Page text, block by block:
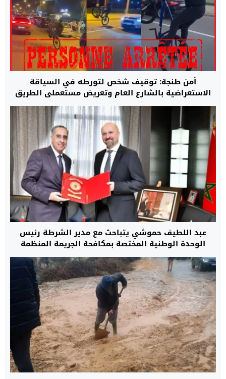
أمن طنجة: توقيف شخص لتورطه في السياقة
الاستعراضية بالشارع العام وتعريض مستعملي الطريق
للخطر.
عبد اللطيف حموشي يتباحث مع مدير الشرطة رئيس
الوحدة الوطنية المختصة بمكافحة الجريمة المنظمة
بالدانمارك.